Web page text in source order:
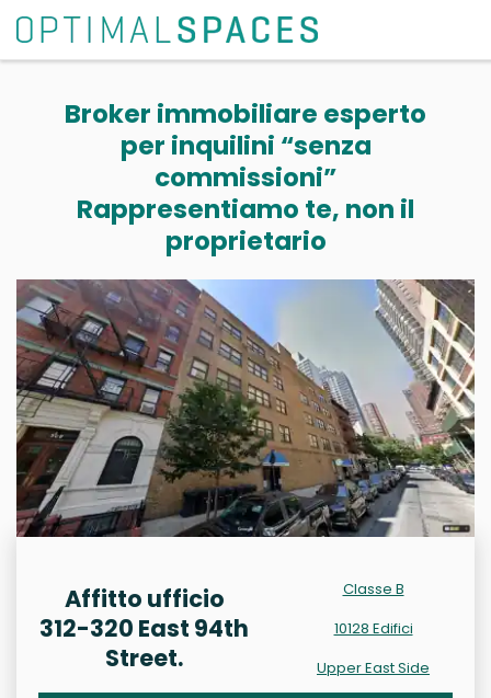
Broker immobiliare esperto
per inquilini “senza
commissioni”
Rappresentiamo te, non il
proprietario
Affitto ufficio
312-320 East 94th
Street.
Classe B
10128 Edifici
Upper East Side